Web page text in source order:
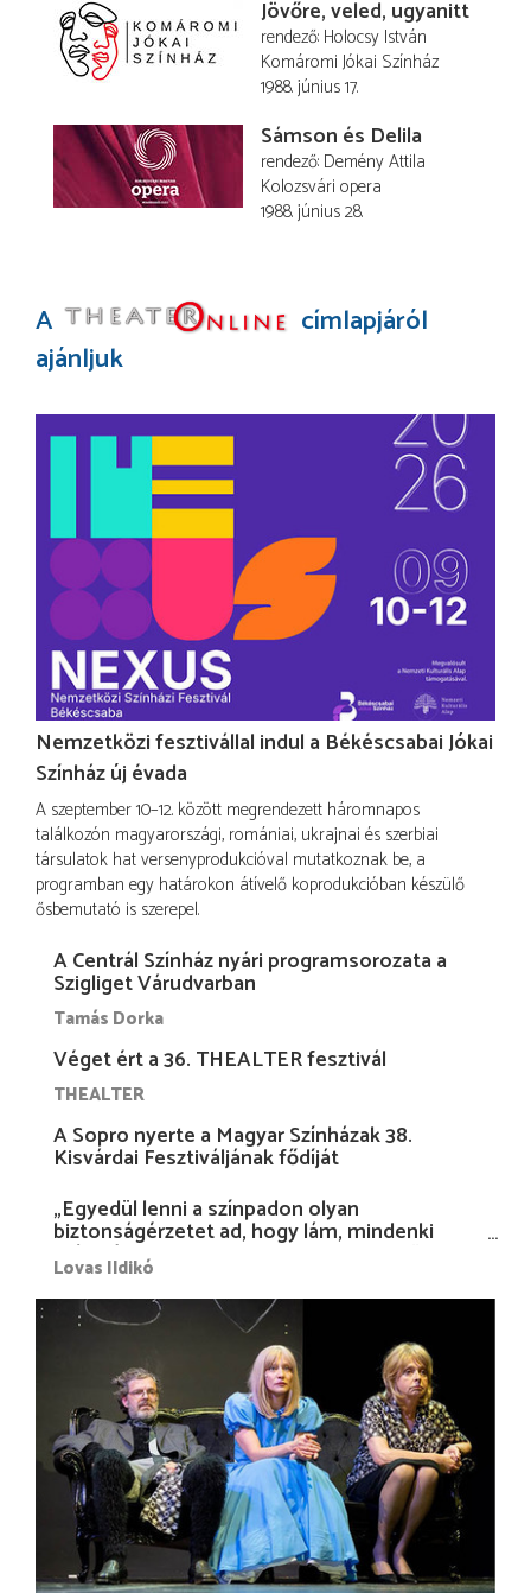
Jövőre, veled, ugyanitt
rendező Holocsy István
Komáromi Jókai Színház
1988. június 17.
Sámson és Delila
rendező Demény Attila
Kolozsvári opera
1988. június 28.
A
címlapjáról
ajánljuk
Nemzetközi fesztivállal indul a Békéscsabai Jókai
Színház új évada
A szeptember 10–12. között megrendezett háromnapos
találkozón magyarországi, romániai, ukrajnai és szerbiai
társulatok hat versenyprodukcióval mutatkoznak be, a
programban egy határokon átívelő koprodukcióban készülő
ősbemutató is szerepel.
A Centrál Színház nyári programsorozata a
Szigliget Várudvarban
Tamás Dorka
Véget ért a 36. THEALTER fesztivál
THEALTER
A Sopro nyerte a Magyar Színházak 38.
Kisvárdai Fesztiváljának fődíját
„Egyedül lenni a színpadon olyan
biztonságérzetet ad, hogy lám, mindenki
más nélkül is megvagyok magammal…”
Lovas Ildikó